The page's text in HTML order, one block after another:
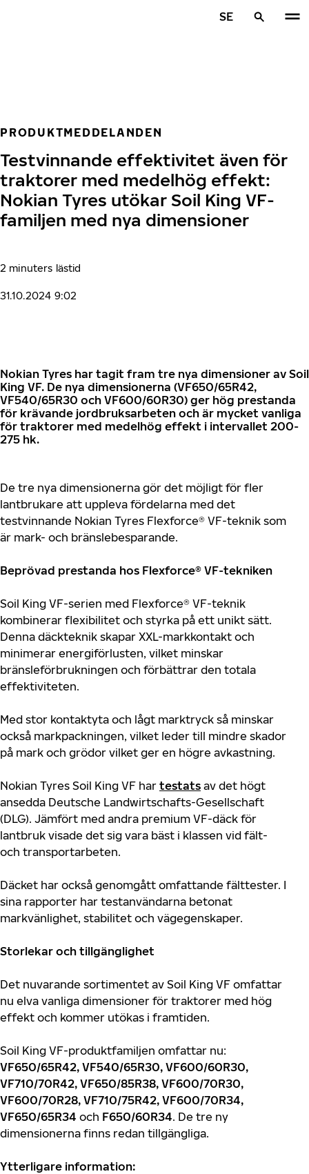
SE
PRODUKTMEDDELANDEN
Testvinnande effektivitet även för
traktorer med medelhög effekt:
Nokian Tyres utökar Soil King VF-
familjen med nya dimensioner
2 minuters lästid
31.10.2024 9:02
Nokian Tyres har tagit fram tre nya dimensioner av Soil
King VF. De nya dimensionerna (VF650/65R42,
VF540/65R30 och VF600/60R30) ger hög prestanda
för krävande jordbruksarbeten och är mycket vanliga
för traktorer med medelhög effekt i intervallet 200-
275 hk.
De tre nya dimensionerna gör det möjligt för fler
lantbrukare att uppleva fördelarna med det
testvinnande Nokian Tyres Flexforce® VF-teknik som
är mark- och bränslebesparande.
Beprövad prestanda hos Flexforce® VF-tekniken
Soil King VF-serien med Flexforce® VF-teknik
kombinerar flexibilitet och styrka på ett unikt sätt.
Denna däckteknik skapar XXL-markkontakt och
minimerar energiförlusten, vilket minskar
bränsleförbrukningen och förbättrar den totala
effektiviteten.
Med stor kontaktyta och lågt marktryck så minskar
också markpackningen, vilket leder till mindre skador
på mark och grödor vilket ger en högre avkastning.
Nokian Tyres Soil King VF har testats av det högt
ansedda Deutsche Landwirtschafts-Gesellschaft
(DLG). Jämfört med andra premium VF-däck för
lantbruk visade det sig vara bäst i klassen vid fält-
och transportarbeten.
Däcket har också genomgått omfattande fälttester. I
sina rapporter har testanvändarna betonat
markvänlighet, stabilitet och vägegenskaper.
Storlekar och tillgänglighet
Det nuvarande sortimentet av Soil King VF omfattar
nu elva vanliga dimensioner för traktorer med hög
effekt och kommer utökas i framtiden.
Soil King VF-produktfamiljen omfattar nu:
VF650/65R42, VF540/65R30, VF600/60R30,
VF710/70R42, VF650/85R38, VF600/70R30,
VF600/70R28, VF710/75R42, VF600/70R34,
VF650/65R34 och F650/60R34. De tre ny
dimensionerna finns redan tillgängliga.
Ytterligare information: